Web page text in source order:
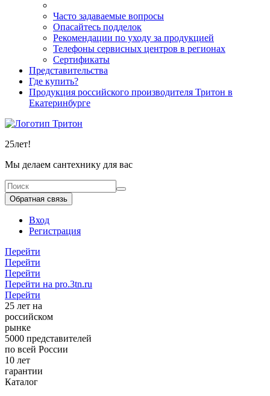
Часто задаваемые вопросы
Опасайтесь подделок
Рекомендации по уходу за продукцией
Телефоны сервисных центров в регионах
Сертификаты
Представительства
Где купить?
Продукция российского производителя Тритон в
Екатеринбурге
25лет!
Мы делаем сантехнику для вас
Обратная связь
Вход
Регистрация
Перейти
Перейти
Перейти
Перейти на pro.3tn.ru
Перейти
25 лет на
российском
рынке
5000 представителей
по всей России
10 лет
гарантии
Каталог